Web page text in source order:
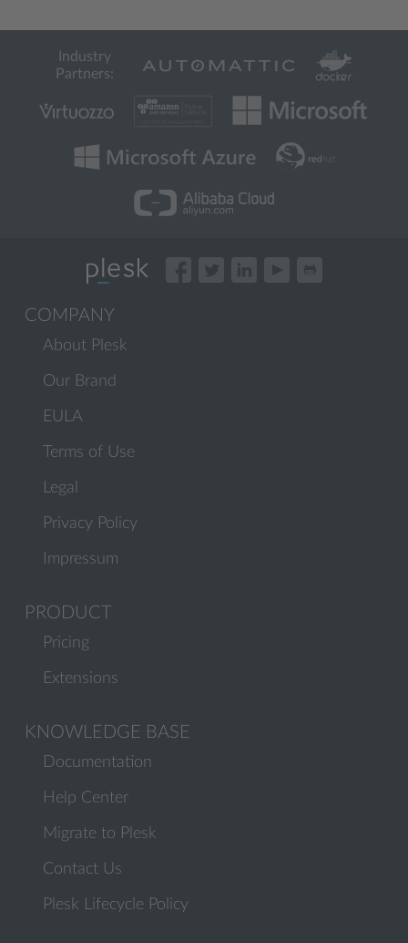
Industry
Partners:
COMPANY
About Plesk
Our Brand
EULA
Terms of Use
Legal
Privacy Policy
Impressum
PRODUCT
Pricing
Extensions
KNOWLEDGE BASE
Documentation
Help Center
Migrate to Plesk
Contact Us
Plesk Lifecycle Policy